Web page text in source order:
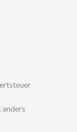
anders